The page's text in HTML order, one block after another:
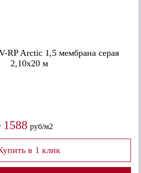
Arctiс 1,5 мембрана серая
2,10х20 м
1588 руб/м2